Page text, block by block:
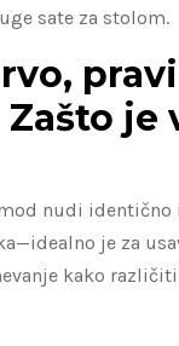
sate za stolom.
je
nudi identično
je za
kako